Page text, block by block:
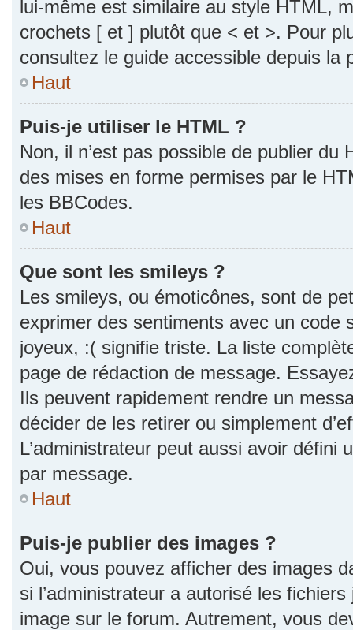
lui-même est similaire au style HTML,
crochets [ et ] plutôt que < et >. Pour
consultez le guide accessible depuis la
Haut
Puis-je utiliser le HTML ?
Non, il n’est pas possible de publier
des mises en forme permises par le
les BBCodes.
Haut
Que sont les smileys ?
Les smileys, ou émoticônes, sont de
exprimer des sentiments avec un code
joyeux, :( signifie triste. La liste
page de rédaction de message.
Ils peuvent rapidement rendre un
décider de les retirer ou simplement
L’administrateur peut aussi avoir défini
par message.
Haut
Puis-je publier des images ?
Oui, vous pouvez afficher des images
si l’administrateur a autorisé les
image sur le forum. Autrement, vous